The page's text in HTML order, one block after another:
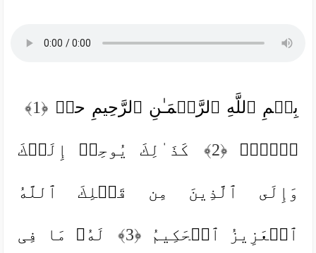
بِسۡمِ ٱللَّهِ ٱلرَّحۡمَـٰنِ ٱلرَّحِیمِ حمۤ ﴿1﴾
عۤسۤقۤ ﴿2﴾ كَذَ ٰ⁠لِكَ یُوحِیۤ إِلَیۡكَ
وَإِلَى ٱلَّذِینَ مِن قَبۡلِكَ ٱللَّهُ
ٱلۡعَزِیزُ ٱلۡحَكِیمُ ﴿3﴾ لَهُۥ مَا فِی